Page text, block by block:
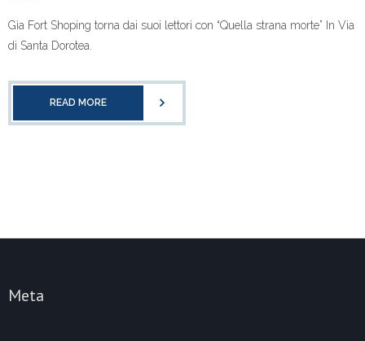
Gìa Fort Shoping torna dai suoi lettori con “Quella strana morte” In Via
di Santa Dorotea.
READ MORE
Meta